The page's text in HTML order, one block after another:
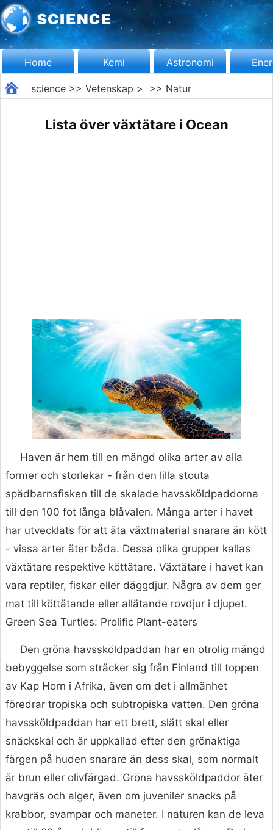
Home Kemi Astronomi
science>> Vetenskap > >> Natur
Lista över växtätare i Ocean
Haven är hem till en mängd olika arter av alla
former och storlekar - från den lilla stouta
spädbarnsfisken till de skalade havssköldpaddorna
till den 100 fot långa blåvalen. Många arter i havet
har utvecklats för att äta växtmaterial snarare än kött
- vissa arter äter båda. Dessa olika grupper kallas
växtätare respektive köttätare. Växtätare i havet kan
vara reptiler, fiskar eller däggdjur. Några av dem ger
mat till köttätande eller allätande rovdjur i djupet.
Green Sea Turtles: Prolific Plant-eaters
Den gröna havssköldpaddan har en otrolig mängd
bebyggelse som sträcker sig från Finland till toppen
av Kap Horn i Afrika, även om det i allmänhet
föredrar tropiska och subtropiska vatten. Den gröna
havssköldpaddan har ett brett, slätt skal eller
snäckskal och är uppkallad efter den grönaktiga
färgen på huden snarare än dess skal, som normalt
är brun eller olivfärgad. Gröna havssköldpaddor äter
havgräs och alger, även om juveniler snacks på
krabbor, svampar och maneter. I naturen kan de leva